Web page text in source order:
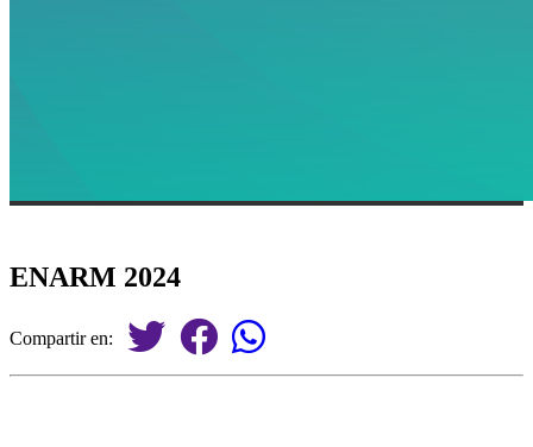
ENARM 2024
Compartir en: